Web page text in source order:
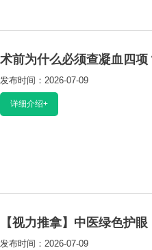
术前为什么必须查凝血四
发布时间：2026-07-09
阅读：812
详细介绍+
【视力推拿】中医绿色护
发布时间：2026-07-09